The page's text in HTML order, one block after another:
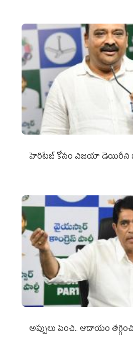
హెరిటేజ్ కోసం విజయా డెయిరీని
అప్పులు పెంచి.. ఆదాయం